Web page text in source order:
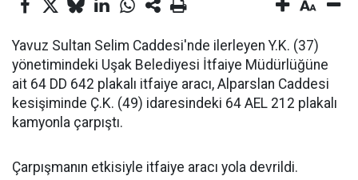
Yavuz Sultan Selim Caddesi'nde ilerleyen Y.K. (37)
yönetimindeki Uşak Belediyesi İtfaiye Müdürlüğüne
ait 64 DD 642 plakalı itfaiye aracı, Alparslan Caddesi
kesişiminde Ç.K. (49) idaresindeki 64 AEL 212 plakalı
kamyonla çarpıştı.
Çarpışmanın etkisiyle itfaiye aracı yola devrildi.